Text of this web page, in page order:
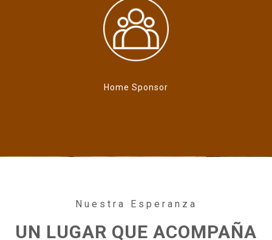
Home Sponsor
Nuestra Esperanza
UN LUGAR QUE ACOMPAÑA